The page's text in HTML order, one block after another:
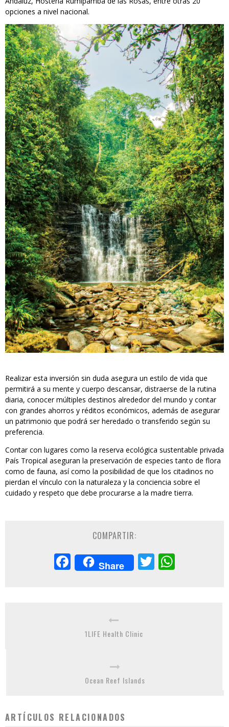
opciones a nivel nacional.
Realizar esta inversión sin duda asegura un estilo de vida que
permitirá a su mente y cuerpo descansar, distraerse de la rutina
diaria, conocer múltiples destinos alrededor del mundo y contar
con grandes ahorros y réditos económicos, además de asegurar
un patrimonio que podrá ser heredado o transferido según su
preferencia.
Contar con lugares como la reserva ecológica sustentable privada
País Tropical aseguran la preservación de especies tanto de flora
como de fauna, así como la posibilidad de que los citadinos no
pierdan el vínculo con la naturaleza y la conciencia sobre el
cuidado y respeto que debe procurarse a la madre tierra.
COMPARTIR:
Facebook
Share Twitter
1LIFE Health Clinic
Ocean Reef Islands
ARTÍCULOS RELACIONADOS